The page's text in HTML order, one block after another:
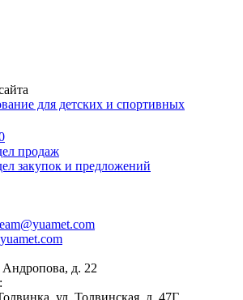
продаж
закупок и предложений
д. 22
ул. Толвинская, д. 47Г